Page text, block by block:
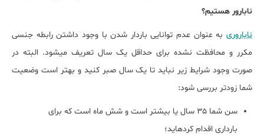
نابارور هستیم؟
ناباروری به عنوان عدم توانایی باردار شدن با وجود داشتن رابطه جنسی
مکرر و محافظت نشده برای حداقل یک سال تعریف می‎شود. البته در
صورت وجود شرایط زیر نباید تا یک سال صبر کنید و بهتر است وضعیت
شما زودتر بررسی شود:
سن شما ۳۵ سال یا بیش‎تر است و شش ماه است که برای
بارداری اقدام کرده‎اید؛